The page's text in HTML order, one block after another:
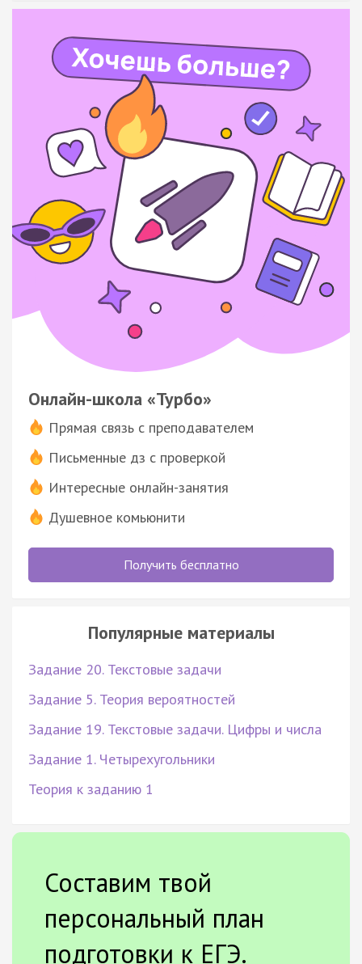
Онлайн-школа «Турбо»
Прямая связь с преподавателем
Письменные дз с проверкой
Интересные онлайн-занятия
Душевное комьюнити
Получить бесплатно
Популярные материалы
Задание 20. Текстовые задачи
Задание 5. Теория вероятностей
Задание 19. Текстовые задачи. Цифры и числа
Задание 1. Четырехугольники
Теория к заданию 1
Составим твой
персональный план
подготовки к ЕГЭ.